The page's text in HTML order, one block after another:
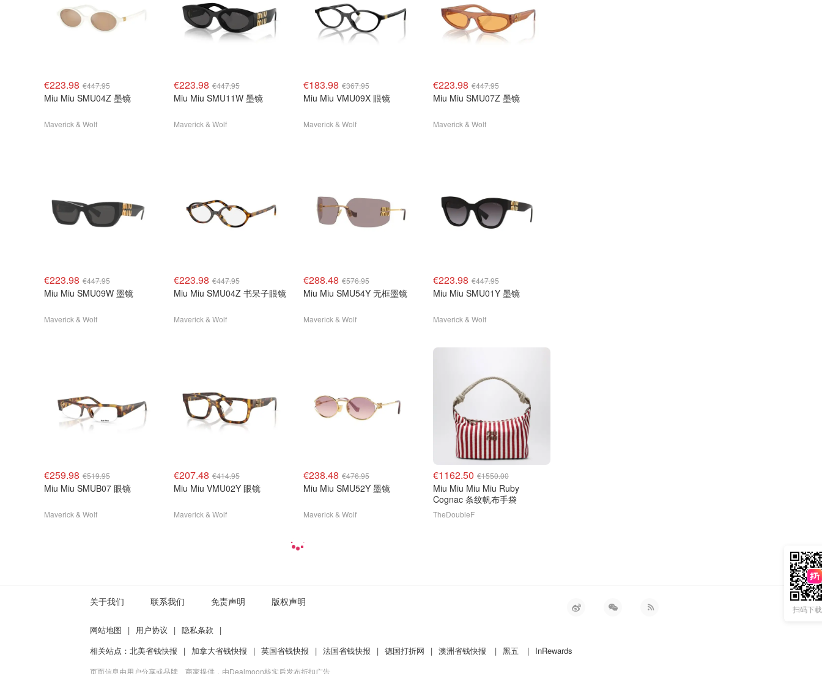
€223.98 €447.95
Miu Miu SMU04Z 墨镜
Maverick & Wolf
€223.98 €447.95
Miu Miu SMU11W 墨镜
Maverick & Wolf
€183.98 €367.95
Miu Miu VMU09X 眼镜
Maverick & Wolf
€223.98 €447.95
Miu Miu SMU07Z 墨镜
Maverick & Wolf
€223.98 €447.95
Miu Miu SMU09W 墨镜
Maverick & Wolf
€223.98 €447.95
Miu Miu SMU04Z 书呆子眼镜
Maverick & Wolf
€288.48 €576.95
Miu Miu SMU54Y 无框墨镜
Maverick & Wolf
€223.98 €447.95
Miu Miu SMU01Y 墨镜
Maverick & Wolf
€259.98 €519.95
Miu Miu SMUB07 眼镜
Maverick & Wolf
€207.48 €414.95
Miu Miu VMU02Y 眼镜
Maverick & Wolf
€238.48 €476.95
Miu Miu SMU52Y 墨镜
Maverick & Wolf
€1162.50 €1550.00
Miu Miu Miu Miu Ruby
Cognac 条纹帆布手袋
TheDoubleF
扫码下
关于我们 联系我们 免责声明 版权声明
网站地图 | 用户协议 | 隐私条款
|
相关站点： 北美省钱快报 | 加拿大省钱快报 | 英国省钱快报 | 法国省钱快报 | 德国打折网 | 澳洲省钱快报 | 黑五 | InRewards
页面信息由用户分享或品牌、商家提供，由Dealmoon核实后发布折扣广告